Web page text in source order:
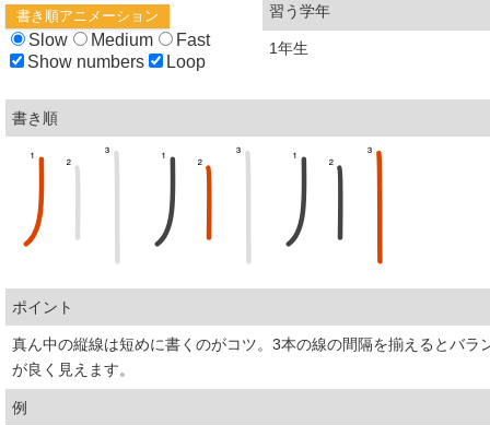
書き順アニメーション
Slow Medium
Fast
Show numbers
Loop
習う学年
1年生
書き順
ポイント
真ん中の縦線は短めに書くのがコツ。3本の線の間隔を揃えるとバラ
が良く見えます。
例